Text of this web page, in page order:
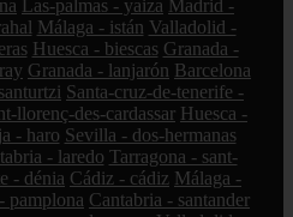
Las-palmas - yaiza Madrid -
Málaga - istán Valladolid -
Huesca - biescas Granada -
Granada - lanjarón Barcelona
Santa-cruz-de-tenerife -
llorenç-des-cardassar Huesca -
- haro Sevilla - dos-hermanas
- laredo Tarragona - sant-
- dénia Cádiz - cádiz Málaga -
pamplona Cantabria - santander